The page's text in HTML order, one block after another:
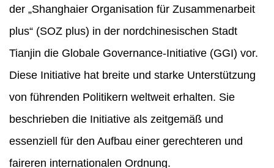
der „Shanghaier Organisation für Zusammenarbeit
plus“ (SOZ plus) in der nordchinesischen Stadt
Tianjin die Globale Governance-Initiative (GGI) vor.
Diese Initiative hat breite und starke Unterstützung
von führenden Politikern weltweit erhalten. Sie
beschrieben die Initiative als zeitgemäß und
essenziell für den Aufbau einer gerechteren und
faireren internationalen Ordnung.